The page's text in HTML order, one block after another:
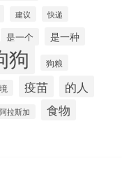
建议 快递
是一个 是一种
狗 狗粮
疫苗 的人
阿拉斯加 食物